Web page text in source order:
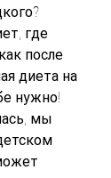
где
после
диета на
нужно!
мы